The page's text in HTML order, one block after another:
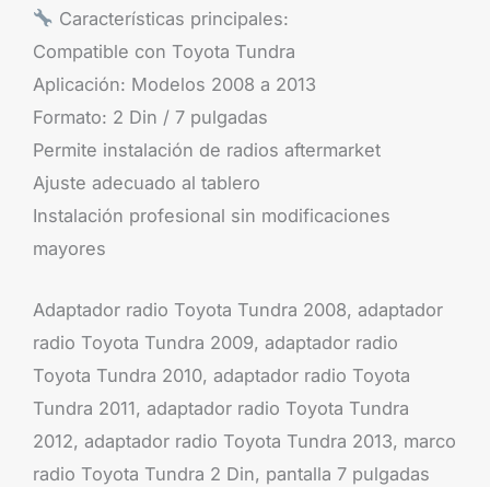
Características principales:
Compatible con Toyota Tundra
Aplicación: Modelos 2008 a 2013
Formato: 2 Din / 7 pulgadas
Permite instalación de radios aftermarket
Ajuste adecuado al tablero
Instalación profesional sin modificaciones
mayores
Adaptador radio Toyota Tundra 2008, adaptador
radio Toyota Tundra 2009, adaptador radio
Toyota Tundra 2010, adaptador radio Toyota
Tundra 2011, adaptador radio Toyota Tundra
2012, adaptador radio Toyota Tundra 2013, marco
radio Toyota Tundra 2 Din, pantalla 7 pulgadas